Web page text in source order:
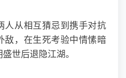
人从相互猜忌到携手对抗
敌，在生死考验中情愫暗
世后退隐江湖。